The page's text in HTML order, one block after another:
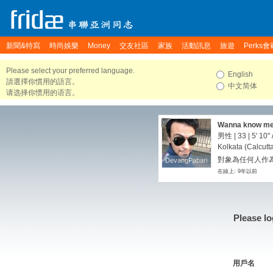
新聞&特寫 時尚娛樂 Money 交友社區 家族 活動訊息 旅遊 Perks會
Please select your preferred language.
請選擇你慣用的語言。
请选择你惯用的语言。
English
中文简体
DevangPabari
DevangPabari
Wanna know
男性 | 33 | 5' 10"
Kolkata
對象為任何人作
在線上: 9年以前
Please
用戶名